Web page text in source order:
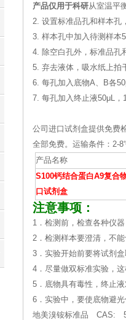
产品仅用于科研从室温平
2. 设置标准品孔和样本孔
3. 样本孔中加入待测样本
4. 除空白孔外，标准品孔
5. 弃去液体，吸水纸上拍
6. 每孔加入底物A、B各
7. 每孔加入终止液50μL
公司进口试剂盒提供免费
全部免费。运输条件：2-
产品名称
S100钙结合蛋白A9复合
口试剂盒
注意事项：
1．检测前，检查各种仪
2．检测样本要澄清，不
3．实验开始前要将试剂
4．尽量做双标准实验，
5．底物具有毒性，终止
6．实验中，要使底物避
地美溴铵标准品 CAS: